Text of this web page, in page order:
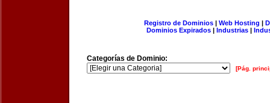
Registro de Dominios| Web Hosting |
Dominios Expirados | Industrias |
Categorías de Dominio:
[Pág.